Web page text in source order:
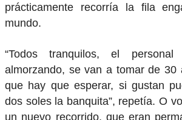
prácticamente recorría la fila
mundo.
“Todos tranquilos, el
almorzando, se van a tomar de 30
que hay que esperar, si gustan
dos soles la banquita”, repetía. O
un nuevo recorrido, que eran